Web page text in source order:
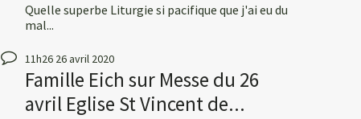
Quelle superbe Liturgie si pacifique que j'ai eu du
mal...
11h26 26avril 2020
Famille Eich sur Messe du 26
avril Eglise St Vincent de...